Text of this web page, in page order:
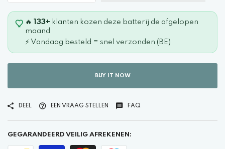
🔥 133+ klanten kozen deze batterij de afgelopen
maand
⚡ Vandaag besteld = snel verzonden (BE)
BUY IT NOW
DEEL EEN VRAAG STELLEN FAQ
GEGARANDEERD VEILIG AFREKENEN: